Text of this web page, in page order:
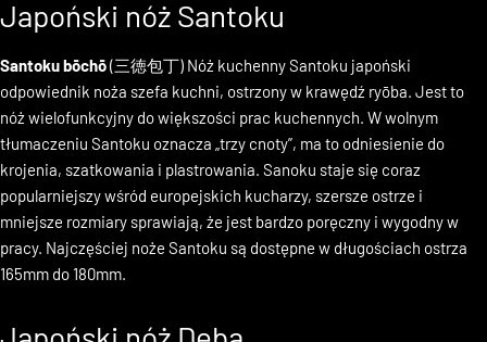
Japoński nóż Santoku
Santoku bōchō(三徳包丁) Nóż kuchenny Santoku japoński
odpowiednik noża szefa kuchni, ostrzony w krawędź ryōba. Jest to
nóż wielofunkcyjny do większości prac kuchennych. W wolnym
tłumaczeniu Santoku oznacza „trzy cnoty”, ma to odniesienie do
krojenia, szatkowania i plastrowania. Sanoku staje się coraz
popularniejszy wśród europejskich kucharzy, szersze ostrze i
mniejsze rozmiary sprawiają, że jest bardzo poręczny i wygodny w
pracy. Najczęściej noże Santoku są dostępne w długościach ostrza